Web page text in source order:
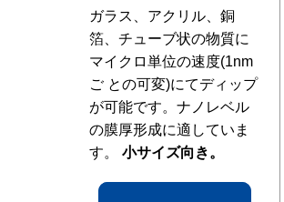
ガラス、アクリル、銅
箔、チューブ状の物質に
マイクロ単位の速度(1nm
ご との可変)にてディップ
が可能です。ナノレベル
の膜厚形成に適していま
す。小サイズ向き。